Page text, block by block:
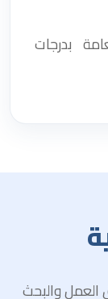
بدرجات
العمل والبحث